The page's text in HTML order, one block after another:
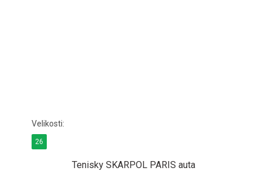
Tenisky SKARPOL PARIS auta
26